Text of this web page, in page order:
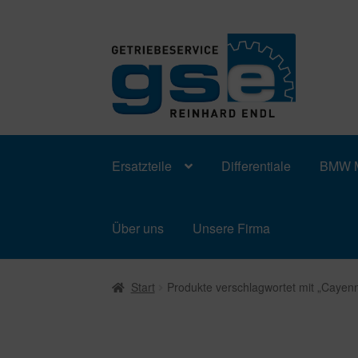
Zur
Navigation
springen
Zum
Inhalt
springen
Ersatzteile Differentiale BMW
Über uns Unsere Firma
Start Produkte verschlagwortet mit